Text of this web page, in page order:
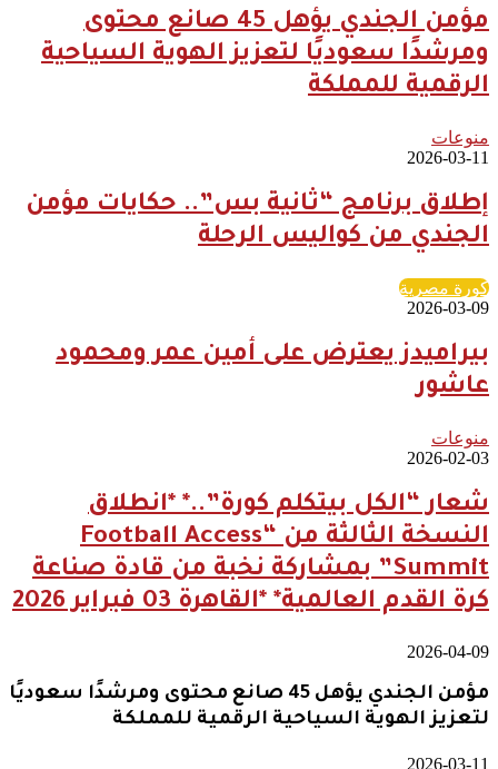
مؤمن الجندي يؤهل 45 صانع محتوى
ومرشدًا سعوديًا لتعزيز الهوية السياحية
الرقمية للمملكة
منوعات
2026-03-11
إطلاق برنامج “ثانية بس”.. حكايات مؤمن
الجندي من كواليس الرحلة
كورة مصرية
2026-03-09
بيراميدز يعترض على أمين عمر ومحمود
عاشور
منوعات
2026-02-03
شعار “الكل بيتكلم كورة”..* *انطلاق
النسخة الثالثة من “Football Access
Summit” بمشاركة نخبة من قادة صناعة
كرة القدم العالمية* *القاهرة 03 فبراير 2026
2026-04-09
مؤمن الجندي يؤهل 45 صانع محتوى ومرشدًا سعوديًا
لتعزيز الهوية السياحية الرقمية للمملكة
2026-03-11